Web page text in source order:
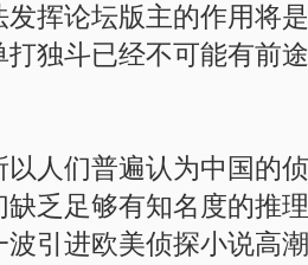
发挥论坛版主的作用将
打独斗已经不可能有前
们普遍认为中国的侦
缺乏足够有知名度的推
波引进欧美侦探小说高